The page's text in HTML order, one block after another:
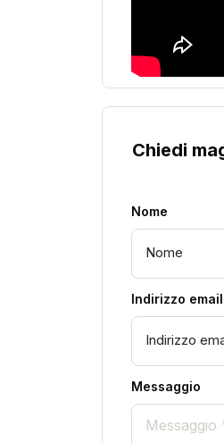
Chiedi
Nome
Indirizzo email
Messaggio